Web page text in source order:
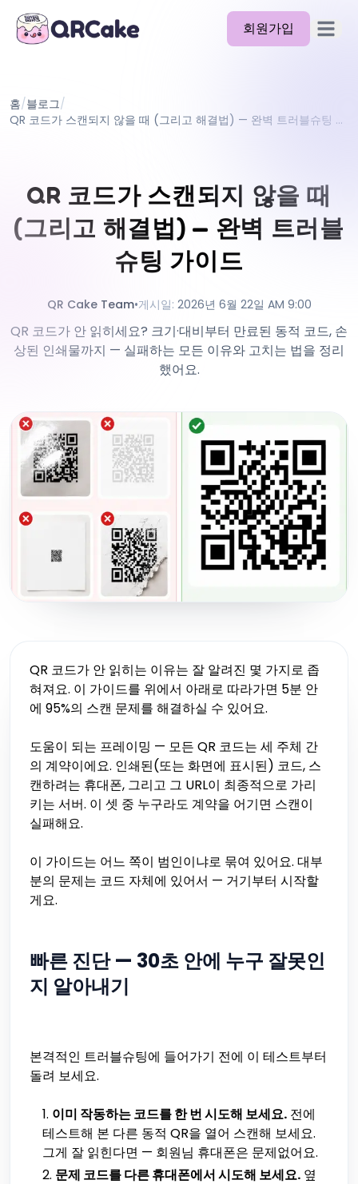
회원가입 메뉴 열
요금제
문서
도움말
홈/블로그/
QR 코드가 스캔되지 않을 때 (그리고 해결법) — 완벽 트러블슈팅 가이드
QR 코드가 스캔되지 않을 때
(그리고 해결법) — 완벽 트러블
슈팅 가이드
QR Cake Team•게시일: 2026년 6월 22일 AM 9:00
QR 코드가 안 읽히세요? 크기·대비부터 만료된 동적 코드, 손
상된 인쇄물까지 — 실패하는 모든 이유와 고치는 법을 정리
했어요.
QR 코드가 안 읽히는 이유는 잘 알려진 몇 가지로 좁
혀져요. 이 가이드를 위에서 아래로 따라가면 5분 안
에 95%의 스캔 문제를 해결하실 수 있어요.
도움이 되는 프레이밍 — 모든 QR 코드는 세 주체 간
의 계약이에요. 인쇄된(또는 화면에 표시된) 코드, 스
캔하려는 휴대폰, 그리고 그 URL이 최종적으로 가리
키는 서버. 이 셋 중 누구라도 계약을 어기면 스캔이
실패해요.
이 가이드는 어느 쪽이 범인이냐로 묶여 있어요. 대부
분의 문제는 코드 자체에 있어서 — 거기부터 시작할
게요.
빠른 진단 — 30초 안에 누구 잘못인
지 알아내기
본격적인 트러블슈팅에 들어가기 전에 이 테스트부터
돌려 보세요.
이미 작동하는 코드를 한 번 시도해 보세요. 전에
테스트해 본 다른 동적 QR을 열어 스캔해 보세요.
그게 잘 읽힌다면 — 회원님 휴대폰은 문제없어요.
문제 코드를 다른 휴대폰에서 시도해 보세요. 옆